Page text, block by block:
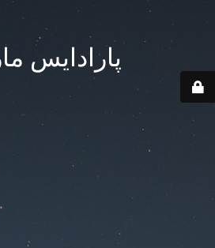
پارادایس